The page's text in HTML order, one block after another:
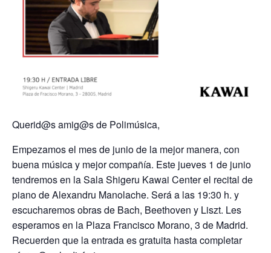
Querid@s amig@s de Polimúsica,
Empezamos el mes de junio de la mejor manera, con
buena música y mejor compañía. Este jueves 1 de junio
tendremos en la Sala Shigeru Kawai Center el recital de
piano de Alexandru Manolache. Será a las 19:30 h. y
escucharemos obras de Bach, Beethoven y Liszt. Les
esperamos en la Plaza Francisco Morano, 3 de Madrid.
Recuerden que la entrada es gratuita hasta completar